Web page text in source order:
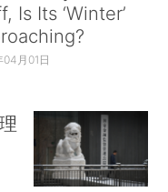
Is Its ‘Winter’
04月01日